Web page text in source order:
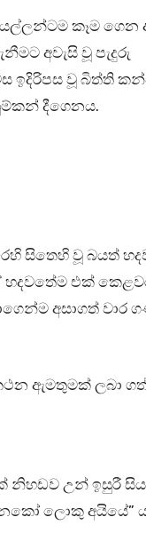
කෑම ගෙන
අවැසි වූ පැදුරු
ඉදිරිපස වූ බිත්ති
දීගෙනය.
සිතෙහි වූ බයත්
එක්
අසාගත් වාර
ඇමතුමක් ලබා
නිහඩව උන් ඉසුරී
ලොකු අයියේ”